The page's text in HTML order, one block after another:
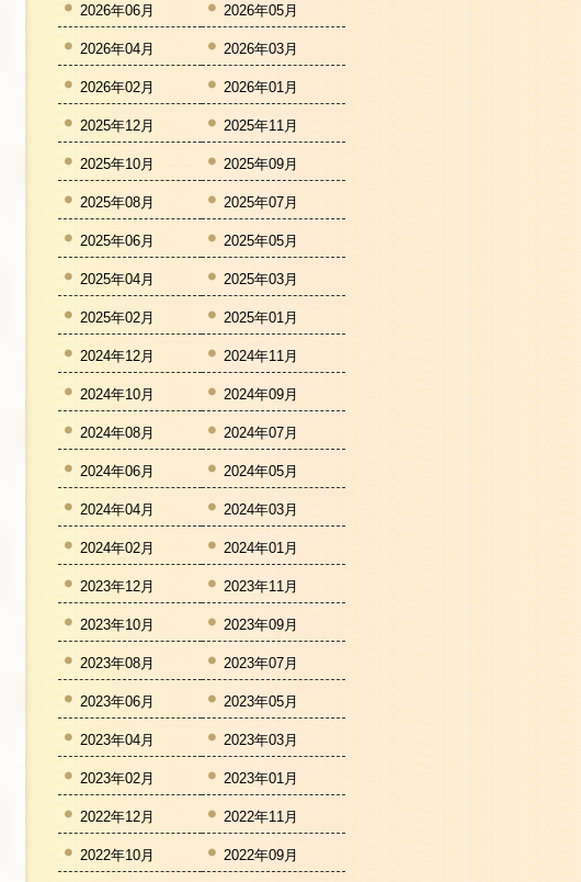
2026年06月 2026年05月
2026年04月 2026年03月
2026年02月 2026年01月
2025年12月 2025年11月
2025年10月 2025年09月
2025年08月 2025年07月
2025年06月 2025年05月
2025年04月 2025年03月
2025年02月 2025年01月
2024年12月 2024年11月
2024年10月 2024年09月
2024年08月 2024年07月
2024年06月 2024年05月
2024年04月 2024年03月
2024年02月 2024年01月
2023年12月 2023年11月
2023年10月 2023年09月
2023年08月 2023年07月
2023年06月 2023年05月
2023年04月 2023年03月
2023年02月 2023年01月
2022年12月 2022年11月
2022年10月 2022年09月